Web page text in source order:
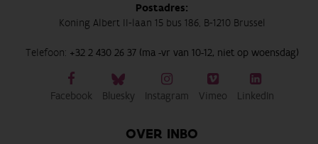
Postadres:
Koning Albert II-laan 15 bus 186, B-1210 Brussel
Telefoon: +32 2 430 26 37 (ma -vr van 10-12, niet op woensdag)
Facebook Bluesky Instagram Vimeo LinkedIn
OVER INBO